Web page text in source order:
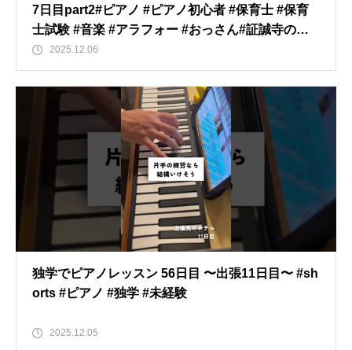
7日目part2#ピアノ #ピアノ初心者 #保育士 #保育
士試験 #音楽 #アラフォー #おっさん#証誠寺の狸
囃子 ＃歌唱 ＃ありがとう！
2025.12.06
独学でピアノレッスン 56日目 〜出張11日目〜 #sh
orts #ピアノ #独学 #未経験
2025.12.05